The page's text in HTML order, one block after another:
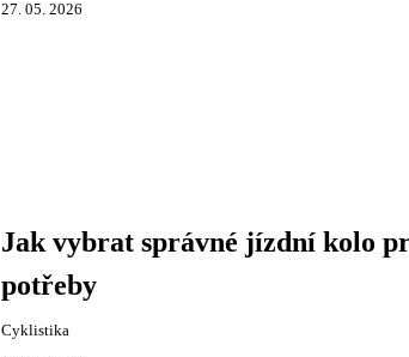
27. 05. 2026
Jak vybrat správné jízdní kolo
potřeby
Cyklistika